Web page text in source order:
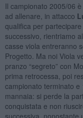
Il campionato 2005/06
ad allenare, in attacco
qualifica per
successivo, rientriamo
casse viola entreranno
Progetto. Ma noi Viola
pranzo “segreto” con
prima retrocessa, poi
campionato terminato
mannaia: si perde la
conquistata e non
successiva, nonostante